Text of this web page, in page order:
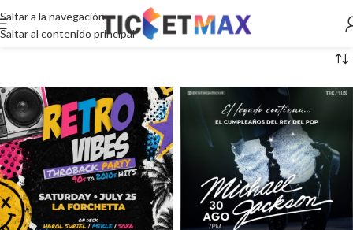
Saltar a la navegación
Saltar al contenido principal